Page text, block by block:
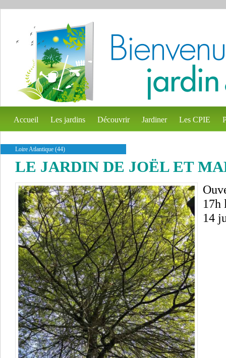
Accueil Les jardins Découvrir Jardiner Les CPIE
Loire Atlantique (44)
LE JARDIN DE JOËL ET
17h
14